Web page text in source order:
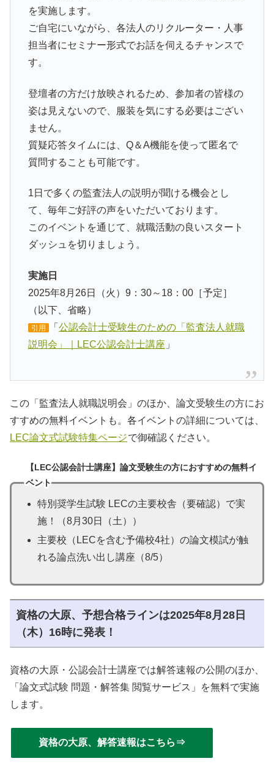
を実施します。
ご自宅にいながら、各法人のリクルーター・人事
担当者にセミナー形式でお話を伺えるチャンスで
す。
登壇者の方だけ放映されるため、参加者の皆様の
姿は見えないので、服装を気にする必要はござい
ません。
質疑応答タイムには、Q＆A機能を使って匿名で
質問することも可能です。
1日で多くの監査法人の説明が聞ける機会とし
て、毎年ご好評の声をいただいております。
このイベントを通じて、就職活動の良いスタート
ダッシュを切りましょう。
実施日
2025年8月26日（火）9：30～18：00［予定］
（以下、省略）
引用 「 公認会計士受験生のための「監査法人就職
説明会」｜LEC公認会計士講座 」
この「監査法人就職説明会」のほか、論文受験生の方にお
すすめの無料イベントも。各イベントの詳細については、
LEC論文式試験特集ページで御確認ください。
【LEC公認会計士講座】論文受験生の方におすすめの無料イ
ベント
特別奨学生試験 LECの主要校舎（要確認）で実
施！（8月30日（土））
主要校（LECを含む予備校4社）の論文模試が触
れる論点洗い出し講座（8/5）
資格の大原、予想合格ラインは2025年8月28日
（木）16時に発表！
資格の大原・公認会計士講座では解答速報の公開のほか、
「論文式試験 問題・解答集 閲覧サービス」を無料で実施
します。
資格の大原、解答速報はこちら⇒